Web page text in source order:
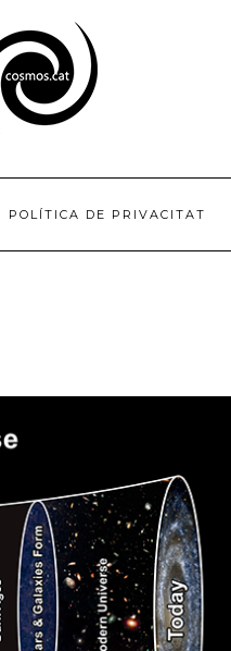
POLÍTICA DE PRIVACITAT